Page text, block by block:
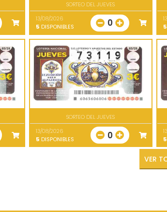
SORTEO DEL JUEVES
13/08/2026
5 DISPONIBLES 0
5
SORTEO DEL JUEVES
13/08/2026
5 DISPONIBLES 0
5